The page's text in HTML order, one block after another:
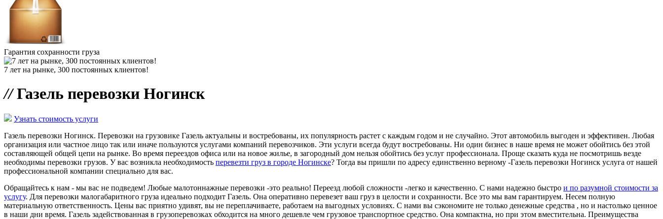
Гарантия сохранности груза
7 лет на рынке, 300 постоянных клиентов!
//Газель перевозки Ногинск
Узнать стоимость услуги
Газель перевозки Ногинск. Перевозки на грузовике Газель актуальны и востребованы, их популярность растет с каждым годом и не случайно. Этот автомобиль выгоден и эффективен. Любая
организация или частное лицо так или иначе пользуются услугами компаний перевозчиков. Эти услуги всегда будут востребованы. Ни один бизнес в наше время не может обойтись без этой
составляющей общей цепи на рынке. Во время переездов офиса или на новое жилье, в загородный дом нельзя обойтись без услуг профессионала. Проще сказать куда не посмотришь везде
необходимы перевозки грузов. У вас возникла необходимость перевезти груз в городе Ногинске? Тогда вы пришли по адресу единственно верному -Газель перевозки Ногинск услуга от нашей
профессиональной компании специально для вас.
Обращайтесь к нам - мы вас не подведем! Любые малотоннажные перевозки -это реально! Переезд любой сложности -легко и качественно. С нами надежно быстро и по разумной стоимости за
услугу. Для перевозки малогабаритного груза идеально подходит Газель. Она оперативно перевезет ваш груз в целости и сохранности. Все это мы вам гарантируем. Несем полную
материальную ответственность. Цены вас приятно удивят, вы не переплачиваете, работаем на выгодных условиях. С нами вы сэкономите не только денежные средства , но и настолько ценное
в наши дни время. Газель задействованная в грузоперевозках обходится на много дешевле чем грузовое транспортное средство. Она компактна, но при этом вместительна. Преимущества